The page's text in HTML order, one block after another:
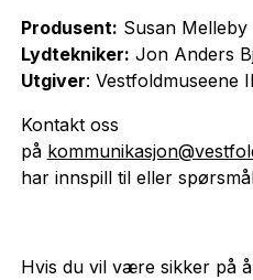
Produsent: Susan Melleby
Lydtekniker: Jon Anders
Utgiver: Vestfoldmuseene
Kontakt oss
på
har innspill til eller
Hvis du vil være sikker på